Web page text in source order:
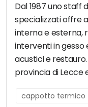
Dal 1987 uno staff
specializzati offre
interna e esterna,
interventi in
acustici e
provincia di Lecce
cappotto termico